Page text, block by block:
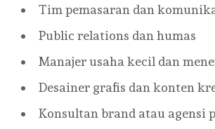
Tim pemasaran dan
Public relations dan humas
Manajer usaha kecil dan
Desainer grafis dan konten
Konsultan brand atau agensi